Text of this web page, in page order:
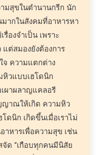
มสุขในตำนานกรีก นัก
ากในสังคมที่อาหารหา
องจำเป็น เพราะ
แต่สมองยังต้องการ
จ ความแตกต่าง
หิวแบบเฮโดนิก
เผาผลาญแคลอรี
ญาณให้เกิด ความหิว
ดนิก เกิดขึ้นเมื่อเราไม่
าหารเพื่อความสุข เช่น
ด “เกือบทุกคนมีนิสัย